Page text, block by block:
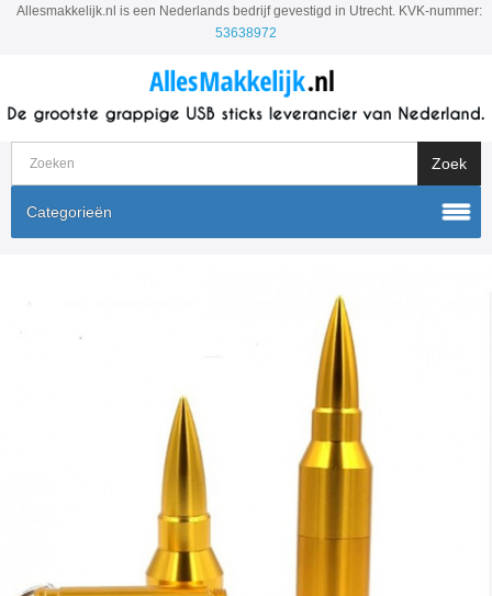
Allesmakkelijk.nl is een Nederlands bedrijf gevestigd in Utrecht. KVK-nummer:
53638972
Categorieën